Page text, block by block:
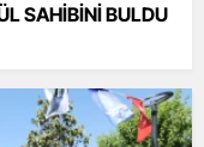
SAHİBİNİ BULDU